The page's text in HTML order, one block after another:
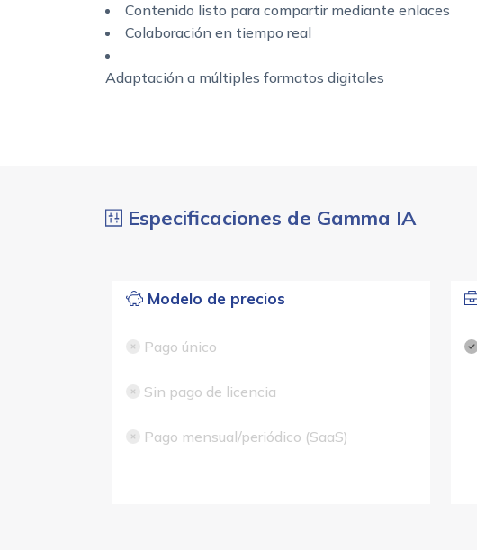
Contenido listo para compartir mediante enlaces
Colaboración en tiempo real
Adaptación a múltiples formatos digitales
Especificaciones de Gamma IA
Modelo de precios
Pago único
Sin pago de licencia
Pago mensual/periódico (SaaS)